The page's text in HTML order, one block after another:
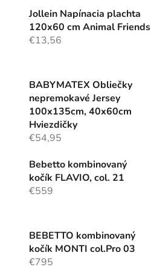
Jollein Napínacia plachta
120x60 cm Animal Friends
€13,56
BABYMATEX Obliečky
nepremokavé Jersey
100x135cm, 40x60cm
Hviezdičky
€54,95
Bebetto kombinovaný
kočík FLAVIO, col. 21
€559
BEBETTO kombinovaný
kočík MONTI col.Pro 03
€795